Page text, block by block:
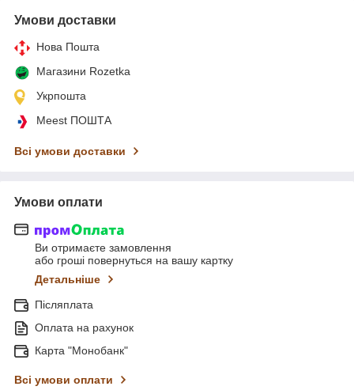
Умови доставки
Нова Пошта
Магазини Rozetka
Укрпошта
Meest ПОШТА
Всі умови доставки
Умови оплати
Ви отримаєте замовлення
або гроші повернуться на вашу картку
Детальніше
Післяплата
Оплата на рахунок
Карта "Монобанк"
Всі умови оплати